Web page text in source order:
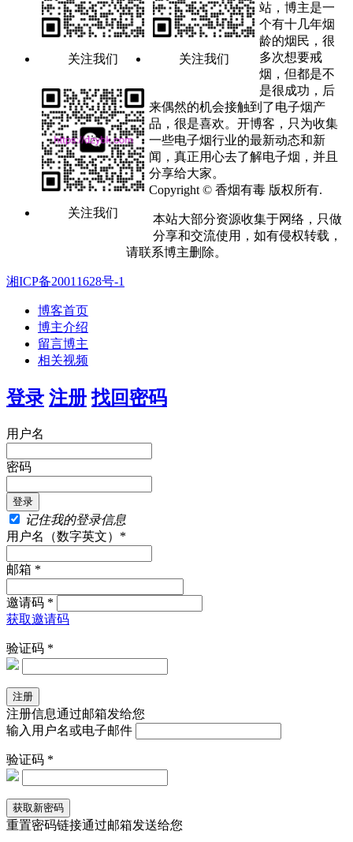
关注我们 关注我们
关注我们
站，博主是一
个有十几年烟
龄的烟民，很
多次想要戒
烟，但都是不
是很成功，后
来偶然的机会接触到了电子烟产
品，很是喜欢。开博客，只为收集
一些电子烟行业的最新动态和新
闻，真正用心去了解电子烟，并且
分享给大家。
Copyright © 香烟有毒 版权所有.
本站大部分资源收集于网络，只做
分享和交流使用，如有侵权转载，
请联系博主删除。
湘ICP备20011628号-1
博客首页
博主介绍
留言博主
相关视频
登录 注册 找回密码
用户名
密码
记住我的登录信息
用户名（数字英文）*
邮箱 *
邀请码 *
获取邀请码
验证码 *
注册信息通过邮箱发给您
输入用户名或电子邮件
验证码 *
重置密码链接通过邮箱发送给您